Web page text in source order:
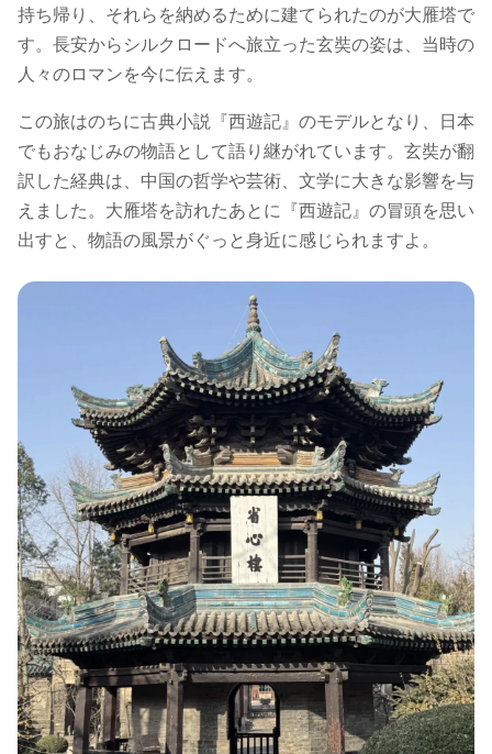
持ち帰り、それらを納めるために建てられたのが大雁塔で
す。長安からシルクロードへ旅立った玄奘の姿は、当時の
人々のロマンを今に伝えます。
この旅はのちに古典小説『西遊記』のモデルとなり、日本
でもおなじみの物語として語り継がれています。玄奘が翻
訳した経典は、中国の哲学や芸術、文学に大きな影響を与
えました。大雁塔を訪れたあとに『西遊記』の冒頭を思い
出すと、物語の風景がぐっと身近に感じられますよ。